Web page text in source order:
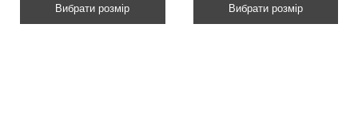
Вибрати розмір Вибрати розмір